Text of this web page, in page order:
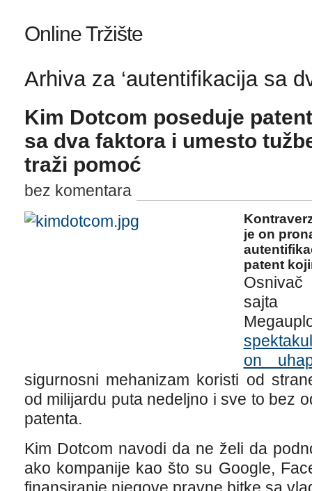
Online Tržište
Arhiva za ‘autentifikacija sa
Kim Dotcom poseduje
sa dva faktora i umesto
traži pomoć
bez komentara
je on
patent
sajta
on
sigurnosni mehanizam koristi od
od milijardu puta nedeljno i sve to bez
patenta.
Kim Dotcom navodi da ne želi da
ako kompanije kao što su Google,